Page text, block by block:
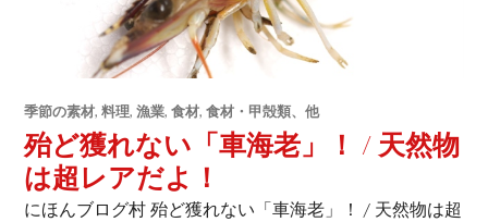
季節の素材,料理,漁業,食材,食材・甲殻類、他
殆ど獲れない「車海老」！ / 天然物
は超レアだよ！
にほんブログ村 殆ど獲れない「車海老」！ / 天然物は超